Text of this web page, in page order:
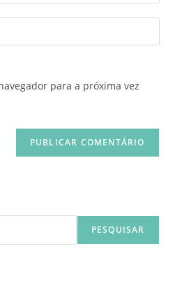
para a próxima vez
PESQUISAR